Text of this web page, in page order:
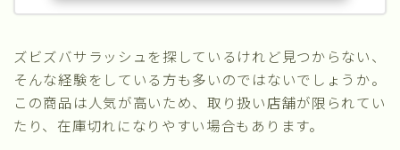
ズビズバサラッシュを探しているけれど見つからない、
そんな経験をしている方も多いのではないでしょうか。
この商品は人気が高いため、取り扱い店舗が限られてい
たり、在庫切れになりやすい場合もあります。